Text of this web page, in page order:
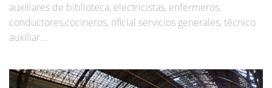
auxiliares de biblioteca, electricistas, enfermeros,
conductores,cocineros, oficial servicios generales, técnico
auxiliar...